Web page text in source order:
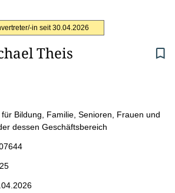
in seit 30.04.2026
Theis
Bildung, Familie, Senioren, Frauen und
dessen Geschäftsbereich